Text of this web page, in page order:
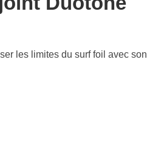
les limites du surf foil avec son